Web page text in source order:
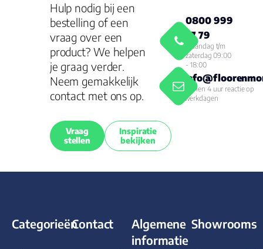
Hulp nodig bij een
bestelling of een
vraag over een
product? We helpen
je graag verder.
Neem gemakkelijk
contact met ons op.
Vraag
stellen
Inspiratie
bekijken
0800 999
77 79
Maandag t/m
zaterdag 09:00
- 18:00
Binnen 4 uur reactie op
werkdagen
CategorieënContact
Algemene
informatie
Showrooms